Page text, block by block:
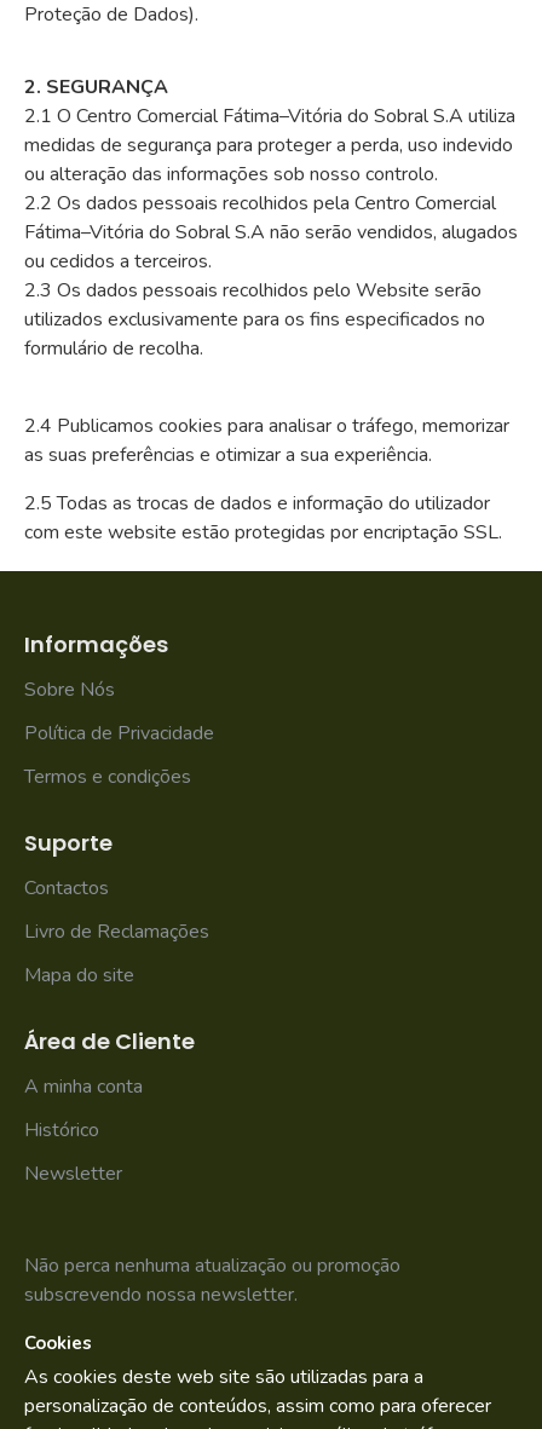
Proteção de Dados).
2. SEGURANÇA
2.1 O Centro Comercial Fátima–Vitória do Sobral S.A utiliza
medidas de segurança para proteger a perda, uso indevido
ou alteração das informações sob nosso controlo.
2.2 Os dados pessoais recolhidos pela Centro Comercial
Fátima–Vitória do Sobral S.A não serão vendidos, alugados
ou cedidos a terceiros.
2.3 Os dados pessoais recolhidos pelo Website serão
utilizados exclusivamente para os fins especificados no
formulário de recolha.
2.4 Publicamos cookies para analisar o tráfego, memorizar
as suas preferências e otimizar a sua experiência.
2.5 Todas as trocas de dados e informação do utilizador
com este website estão protegidas por encriptação SSL.
Informações
Sobre Nós
Política de Privacidade
Termos e condições
Suporte
Contactos
Livro de Reclamações
Mapa do site
Área de Cliente
A minha conta
Histórico
Newsletter
Não perca nenhuma atualização ou promoção
subscrevendo nossa newsletter.
Li e aceito osPolítica de Privacidade
Cookies
As cookies deste web site são utilizadas para a
personalização de conteúdos, assim como para oferecer